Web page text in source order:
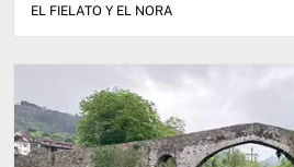
EL FIELATO Y EL NORA